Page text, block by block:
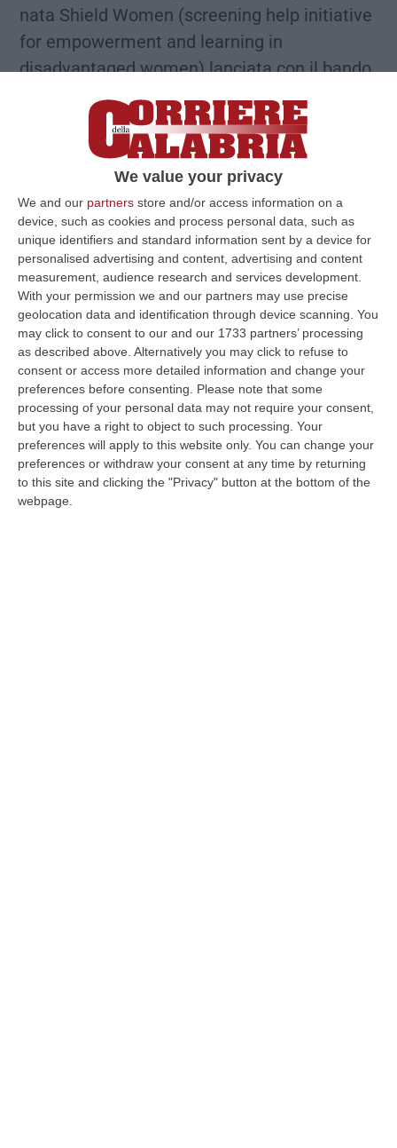
We value your privacy
We and our partners store and/or access information on a
device, such as cookies and process personal data, such as
unique identifiers and standard information sent by a device for
personalised advertising and content, advertising and content
measurement, audience research and services development.
With your permission we and our partners may use precise
geolocation data and identification through device scanning. You
may click to consent to our and our 1733 partners’ processing
as described above. Alternatively you may click to refuse to
consent or access more detailed information and change your
preferences before consenting.
Please note that some
processing of your personal data may not require your consent,
but you have a right to object to such processing. Your
preferences will apply to this website only. You can change your
preferences or withdraw your consent at any time by returning
to this site and clicking the "Privacy" button at the bottom of the
webpage.
nata Shield Women (screening help initiative
for empowerment and learning in
disadvantaged women) lanciata con il bando
Powering Breast Cancer Progress di
AstraZeneca global, che ha visto
l’Associazione nazionale donne operate
al seno (Andos onlus nazionale) come unica
associazione vincitrice in Europa. Lo riporta
un comunicato. Il progetto si basa sulla
formazione e la messa in campo di patient
navigators, cioè volontari in grado di offrire
un servizio di orientamento e supporto per i
pazienti nel percorso di screening e
trattamento, con l’obiettivo di ridurre le
barriere all’accesso alle cure. Il navigator
aiuta infatti i pazienti a comprendere la
diagnosi e il piano di trattamento, accedere a
specialisti e strutture sanitarie, gestire
appuntamenti e documentazioni, superare